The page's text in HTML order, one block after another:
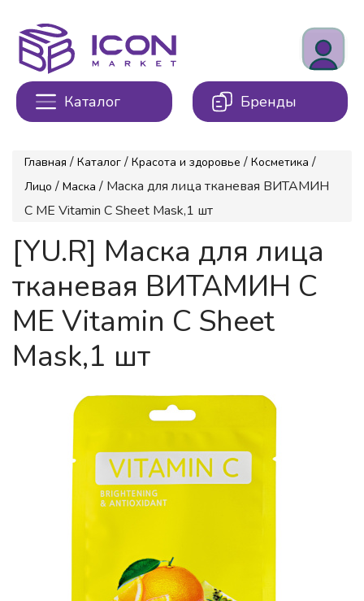
Каталог Бренды
Главная / Каталог / Красота и здоровье / Косметика /
Лицо / Маска / Маска для лица тканевая ВИТАМИН
С ME Vitamin C Sheet Mask,1 шт
[YU.R] Маска для лица
тканевая ВИТАМИН С
ME Vitamin C Sheet
Mask,1 шт